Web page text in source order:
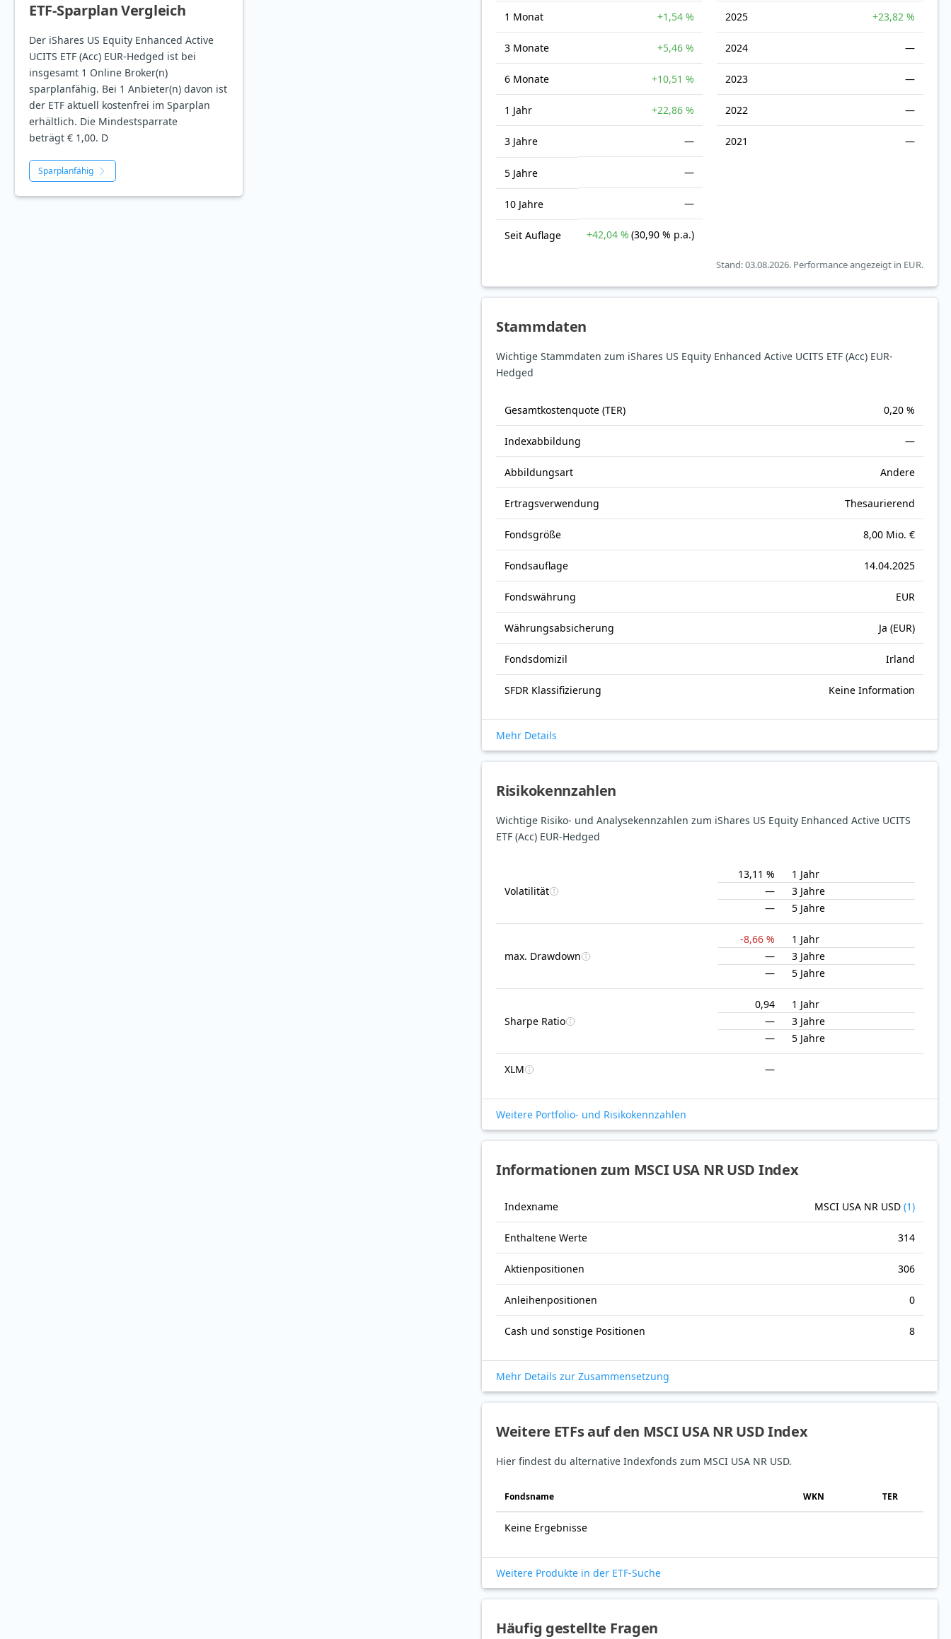
ETF-Sparplan Vergleich
Der iShares US Equity Enhanced Active
UCITS ETF (Acc) EUR-Hedged ist bei
insgesamt 1 Online Broker(n)
sparplanfähig. Bei 1 Anbieter(n) davon ist
der ETF aktuell kostenfrei im Sparplan
erhältlich. Die Mindestsparrate
beträgt € 1,00. D
Sparplanfähig
1 Monat +1,54 %
3 Monate +5,46 %
6 Monate +10,51 %
1 Jahr +22,86 %
3 Jahre —
5 Jahre —
10 Jahre —
Seit Auflage +42,04 % (30,90 % p.a.)
2025 +23,82 %
2024 —
2023 —
2022 —
2021 —
Stand: 03.08.2026. Performance angezeigt in EUR.
Stammdaten
Wichtige Stammdaten zum iShares US Equity Enhanced Active UCITS ETF (Acc) EUR-
Hedged
Gesamt­kosten­quote (TER) 0,20 %
Index­abbildung —
Abbildungs­art Andere
Ertrags­verwendung Thesaurierend
Fonds­größe 8,00 Mio. €
Fonds­auflage 14.04.2025
Fonds­währung EUR
Währungsabsicherung Ja (EUR)
Fondsdomizil Irland
SFDR Klassifizierung Keine Information
Mehr Details
Risikokennzahlen
Wichtige Risiko- und Analysekennzahlen zum iShares US Equity Enhanced Active UCITS
ETF (Acc) EUR-Hedged
Volatilität
13,11 %
1 Jahr
—
3 Jahre
—
5 Jahre
max. Drawdown
-8,66 %
1 Jahr
—
3 Jahre
—
5 Jahre
Sharpe Ratio
0,94
1 Jahr
—
3 Jahre
—
5 Jahre
XLM —
Weitere Portfolio- und Risikokennzahlen
Informationen zum MSCI USA NR USD Index
Indexname MSCI USA NR USD (1)
Enthaltene Werte 314
Aktienpositionen 306
Anleihenpositionen 0
Cash und sonstige Positionen 8
Mehr Details zur Zusammensetzung
Weitere ETFs auf den MSCI USA NR USD Index
Hier findest du alternative Indexfonds zum MSCI USA NR USD.
Fonds­name WKN TER
Keine Ergebnisse
Weitere Produkte in der ETF-Suche
Häufig gestellte Fragen